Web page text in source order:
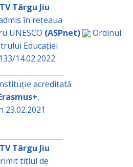
Târgu Jiu
în rețeaua
UNESCO (ASPnet)
Ordinul
Educației
14.02.2022
acreditată
,
23.02.2021
Târgu Jiu
titlul de